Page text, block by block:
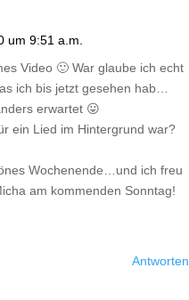
um 9:51 a.m.
Video 🙂 War glaube ich echt
ich bis jetzt gesehen hab…
erwartet 😛
ein Lied im Hintergrund war?
Wochenende…und ich freu
am kommenden Sonntag!
Antworten